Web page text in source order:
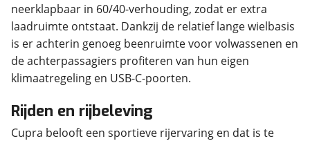
neerklapbaar in 60/40-verhouding, zodat er extra
laadruimte ontstaat. Dankzij de relatief lange wielbasis
is er achterin genoeg beenruimte voor volwassenen en
de achterpassagiers profiteren van hun eigen
klimaatregeling en USB-C-poorten.
Rijden en rijbeleving
Cupra belooft een sportieve rijervaring en dat is te